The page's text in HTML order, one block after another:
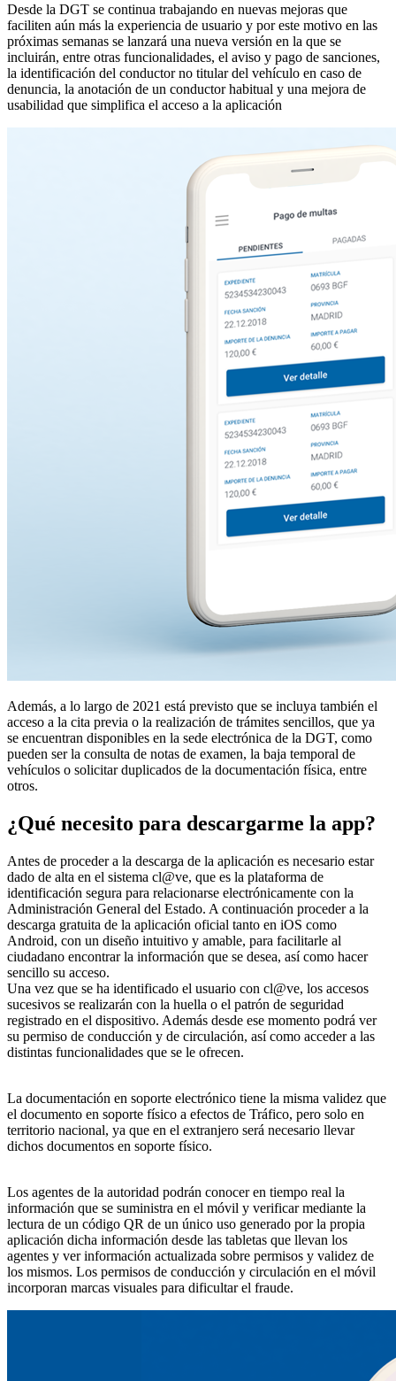
Desde la DGT se continua trabajando en nuevas mejoras que
faciliten aún más la experiencia de usuario y por este motivo en las
próximas semanas se lanzará una nueva versión en la que se
incluirán, entre otras funcionalidades, el aviso y pago de sanciones,
la identificación del conductor no titular del vehículo en caso de
denuncia, la anotación de un conductor habitual y una mejora de
usabilidad que simplifica el acceso a la aplicación
Además, a lo largo de 2021 está previsto que se incluya también el
acceso a la cita previa o la realización de trámites sencillos, que ya
se encuentran disponibles en la sede electrónica de la DGT, como
pueden ser la consulta de notas de examen, la baja temporal de
vehículos o solicitar duplicados de la documentación física, entre
otros.
¿Qué necesito para descargarme la app?
Antes de proceder a la descarga de la aplicación es necesario estar
dado de alta en el sistema cl@ve, que es la plataforma de
identificación segura para relacionarse electrónicamente con la
Administración General del Estado. A continuación proceder a la
descarga gratuita de la aplicación oficial tanto en iOS como
Android, con un diseño intuitivo y amable, para facilitarle al
ciudadano encontrar la información que se desea, así como hacer
sencillo su acceso.
Una vez que se ha identificado el usuario con cl@ve, los accesos
sucesivos se realizarán con la huella o el patrón de seguridad
registrado en el dispositivo. Además desde ese momento podrá ver
su permiso de conducción y de circulación, así como acceder a las
distintas funcionalidades que se le ofrecen.
La documentación en soporte electrónico tiene la misma validez que
el documento en soporte físico a efectos de Tráfico, pero solo en
territorio nacional, ya que en el extranjero será necesario llevar
dichos documentos en soporte físico.
Los agentes de la autoridad podrán conocer en tiempo real la
información que se suministra en el móvil y verificar mediante la
lectura de un código QR de un único uso generado por la propia
aplicación dicha información desde las tabletas que llevan los
agentes y ver información actualizada sobre permisos y validez de
los mismos. Los permisos de conducción y circulación en el móvil
incorporan marcas visuales para dificultar el fraude.